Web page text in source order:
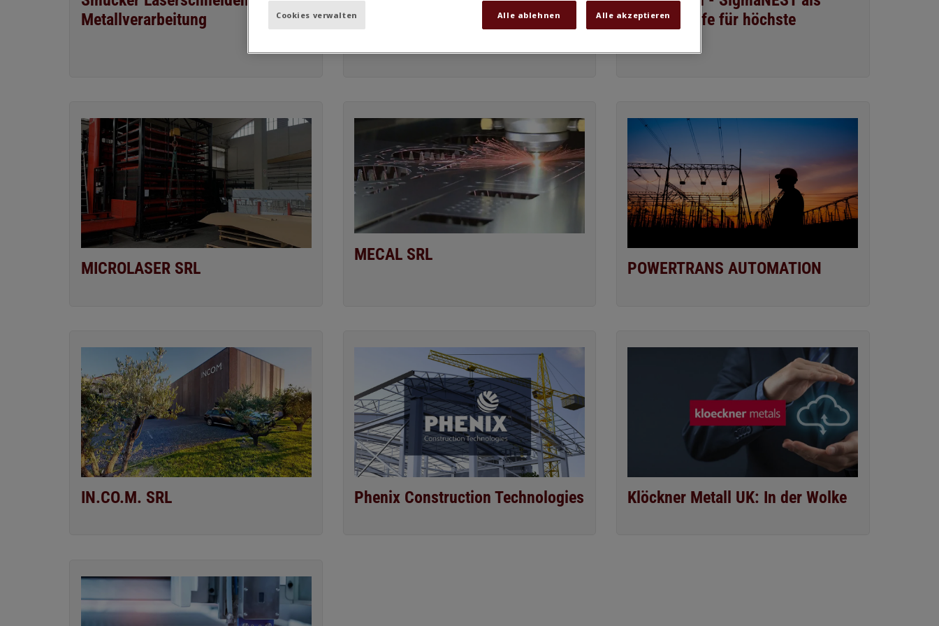
Metallverarbeitung
Nachhaltigkeitsaspekte zu
Geheimwaffe für höchste
MICROLASER SRL
MECAL SRL
POWERTRANS AUTOMATION
IN.CO.M. SRL Phenix Construction Technologies Klöckner Metall UK: In der Wolke
Cookies verwalten Alle ablehnen Alle akzeptieren